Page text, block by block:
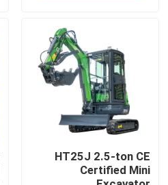
منزل
المنتجات
حول بنا
HT25J 2.5-ton CE
Certified Mini